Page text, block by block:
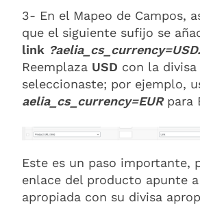
3- En el Mapeo de Campos,
que el siguiente sufijo se
link ?aelia_cs_currency=USD.
Reemplaza USD con la divisa
seleccionaste; por ejemplo,
aelia_cs_currency=EUR para
Este es un paso importante,
enlace del producto apunte
apropiada con su divisa